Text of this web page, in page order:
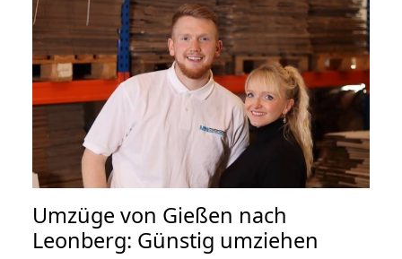
Umzüge von Gießen nach
Leonberg: Günstig umziehen